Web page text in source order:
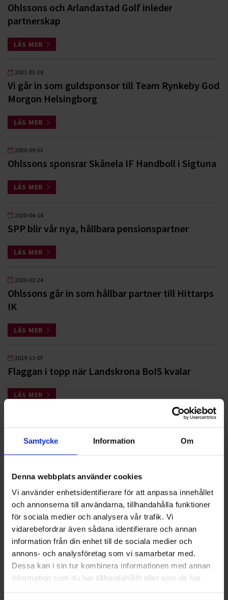
Samtycke Information Om
Denna webbplats använder cookies
Vi använder enhetsidentifierare för att anpassa innehållet
och annonserna till användarna, tillhandahålla funktioner
för sociala medier och analysera vår trafik. Vi
vidarebefordrar även sådana identifierare och annan
information från din enhet till de sociala medier och
annons- och analysföretag som vi samarbetar med.
Dessa kan i sin tur kombinera informationen med annan
information som du har tillhandahållit eller som de har
Ohlssons och Arlandastad Golf inleder
partnerskap
LÄS MER
2021-01-28
Vi går in som guldsponsor till Team Rynkeby God
Morgon Helsingborg
LÄS MER
2020-09-01
Ohlssons sponsrar Skånela IF Handboll i Sigtuna
LÄS MER
2020-04-14
SPP blir vår nya, hållbara pensionspartner
LÄS MER
2020-02-24
Ohlssons går in som hållbar partner till Hittarps
IK
LÄS MER
2019-11-07
Flaggan i topp när Landskrona BoIS kvalar
LÄS MER
ALLA
HÅLLBARHET
LANDSKRONA
NYA UPPDRAG
OHLSSONS REGION MITT
OHLSSONS REGION SYD